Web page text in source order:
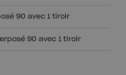
90 avec 1 tiroir
90 avec 1 tiroir